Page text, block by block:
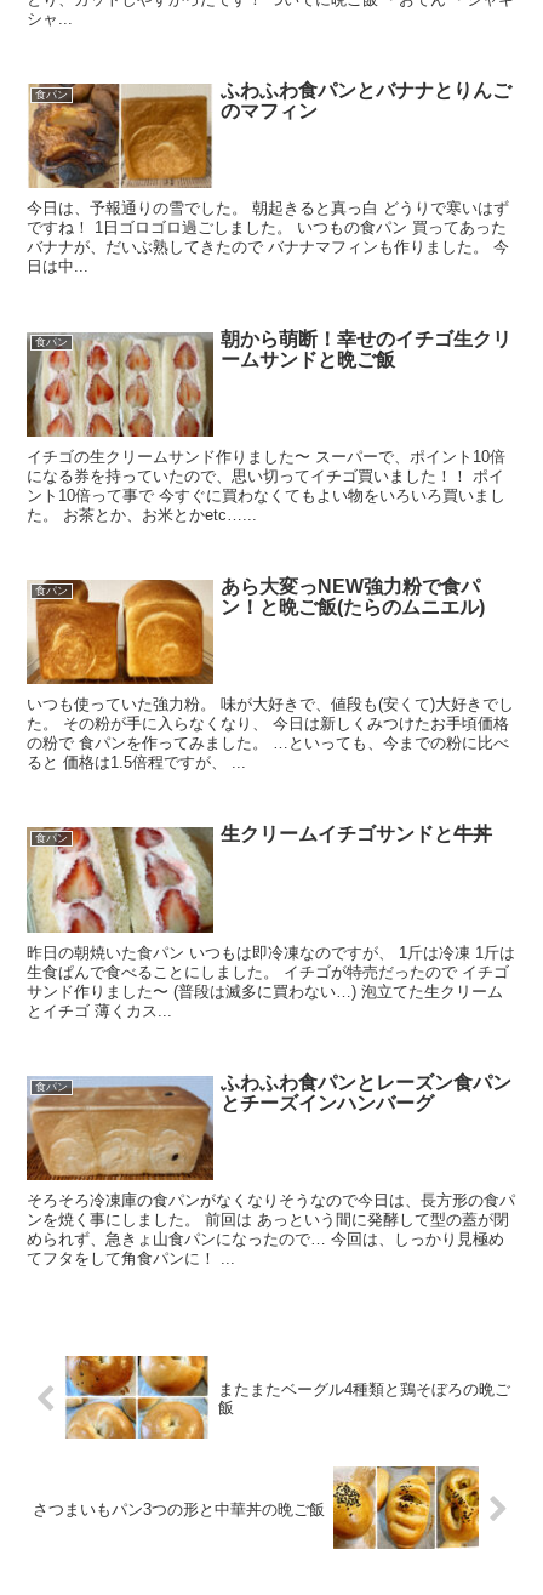
シャ...
食パン
ふわふわ食パンとバナナとりんご
のマフィン
今日は、予報通りの雪でした。 朝起きると真っ白 どうりで寒いはず
ですね！ 1日ゴロゴロ過ごしました。 いつもの食パン 買ってあった
バナナが、だいぶ熟してきたので バナナマフィンも作りました。 今
日は中...
食パン
朝から萌断！幸せのイチゴ生クリ
ームサンドと晩ご飯
イチゴの生クリームサンド作りました〜 スーパーで、ポイント10倍
になる券を持っていたので、思い切ってイチゴ買いました！！ ポイ
ント10倍って事で 今すぐに買わなくてもよい物をいろいろ買いまし
た。 お茶とか、お米とかetc…...
食パン
あら大変っNEW強力粉で食パ
ン！と晩ご飯(たらのムニエル)
いつも使っていた強力粉。 味が大好きで、値段も(安くて)大好きでし
た。 その粉が手に入らなくなり、 今日は新しくみつけたお手頃価格
の粉で 食パンを作ってみました。 …といっても、今までの粉に比べ
ると 価格は1.5倍程ですが、 ...
食パン 生クリームイチゴサンドと牛丼
昨日の朝焼いた食パン いつもは即冷凍なのですが、 1斤は冷凍 1斤は
生食ぱんで食べることにしました。 イチゴが特売だったので イチゴ
サンド作りました〜 (普段は滅多に買わない…) 泡立てた生クリーム
とイチゴ 薄くカス...
食パン
ふわふわ食パンとレーズン食パン
とチーズインハンバーグ
そろそろ冷凍庫の食パンがなくなりそうなので今日は、長方形の食パ
ンを焼く事にしました。 前回は あっという間に発酵して型の蓋が閉
められず、急きょ山食パンになったので… 今回は、しっかり見極め
てフタをして角食パンに！ ...
またまたベーグル4種類と鶏そぼろの晩ご
飯
さつまいもパン3つの形と中華丼の晩ご飯